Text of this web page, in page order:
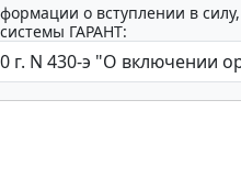
о вступлении в
ГАРАНТ: